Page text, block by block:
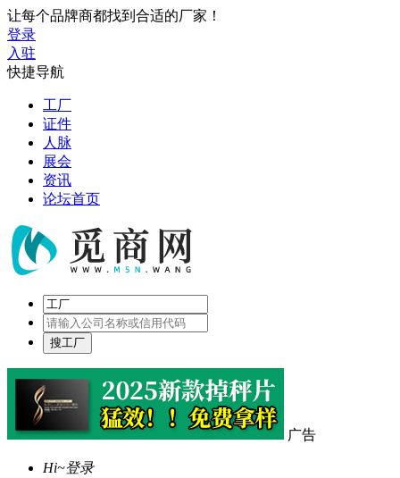
让每个品牌商都找到合适的厂家！
登录
入驻
快捷导航
工厂
证件
人脉
展会
资讯
论坛首页
广告
Hi~登录